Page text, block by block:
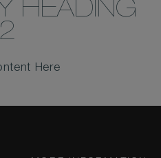
HEADING
2
Here